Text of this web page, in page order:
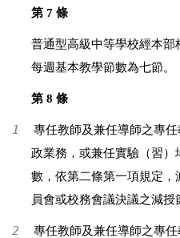
第 7 條
普通型高級中等學校經本部
每週基本教學節數為七節。
第 8 條
1 專任教師及兼任導師之專
政業務，或兼任實驗（習
數，依第二條第一項規定
員會或校務會議決議之減授
2 專任教師及兼任導師之專任